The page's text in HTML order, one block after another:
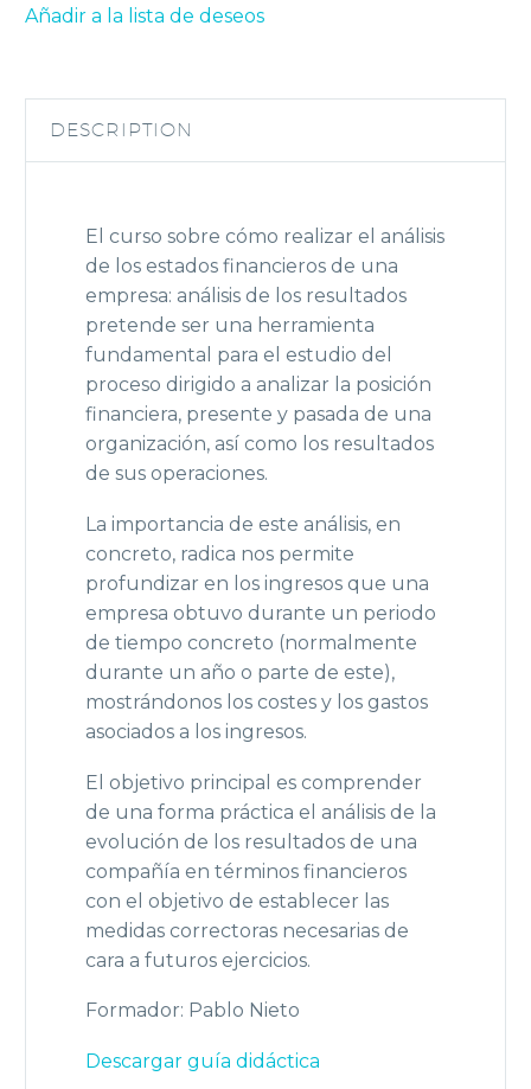
Añadir a la lista de deseos
DESCRIPTION
El curso sobre cómo realizar el análisis
de los estados financieros de una
empresa: análisis de los resultados
pretende ser una herramienta
fundamental para el estudio del
proceso dirigido a analizar la posición
financiera, presente y pasada de una
organización, así como los resultados
de sus operaciones.
La importancia de este análisis, en
concreto, radica nos permite
profundizar en los ingresos que una
empresa obtuvo durante un periodo
de tiempo concreto (normalmente
durante un año o parte de este),
mostrándonos los costes y los gastos
asociados a los ingresos.
El objetivo principal es comprender
de una forma práctica el análisis de la
evolución de los resultados de una
compañía en términos financieros
con el objetivo de establecer las
medidas correctoras necesarias de
cara a futuros ejercicios.
Formador: Pablo Nieto
Descargar guía didáctica